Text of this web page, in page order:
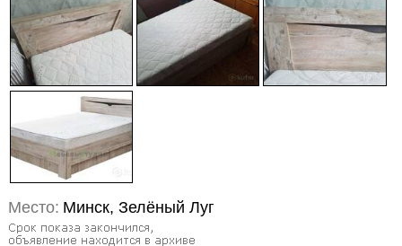
Место: Минск, Зелёный Луг